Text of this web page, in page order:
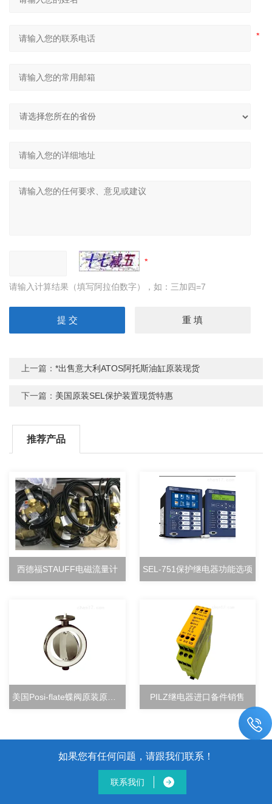
请输入计算结果（填写阿拉伯数字），如：三加四=7
上一篇：*出售意大利ATOS阿托斯油缸原装现货
下一篇： 美国原装SEL保护装置现货特惠
推荐产品
西德福STAUFF电磁流量计 SEL-751保护继电器功能选项
PILZ继电器进口备件销售
如果您有任何问题，请跟我们联系！
联系我们